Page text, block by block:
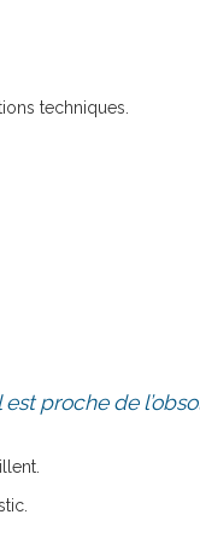
techniques.
proche de